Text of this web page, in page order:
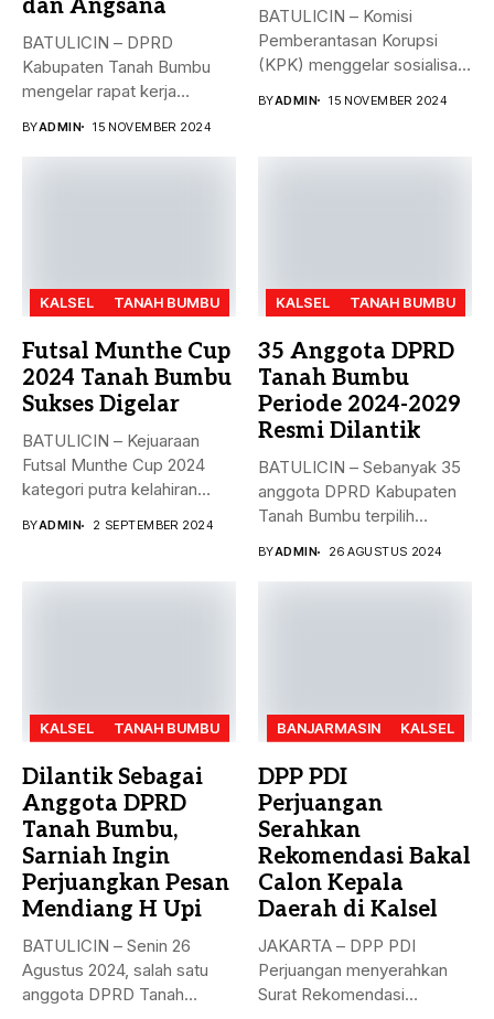
dan Angsana
BATULICIN – DPRD
Kabupaten Tanah Bumbu
mengelar rapat kerja
BYADMIN 15 NOVEMBER 2024
BATULICIN – Komisi
Pemberantasan Korupsi
(KPK) menggelar sosialisasi
BYADMIN 15 NOVEMBER 2024
KALSEL TANAH BUMBU
Futsal Munthe Cup
2024 Tanah Bumbu
Sukses Digelar
BATULICIN – Kejuaraan
Futsal Munthe Cup 2024
kategori putra kelahiran
BYADMIN 2 SEPTEMBER 2024
KALSEL TANAH BUMBU
35 Anggota DPRD
Tanah Bumbu
Periode 2024-2029
Resmi Dilantik
BATULICIN – Sebanyak 35
anggota DPRD Kabupaten
Tanah Bumbu terpilih
BYADMIN 26 AGUSTUS 2024
KALSEL TANAH BUMBU
Dilantik Sebagai
Anggota DPRD
Tanah Bumbu,
Sarniah Ingin
Perjuangkan Pesan
Mendiang H Upi
BATULICIN – Senin 26
Agustus 2024, salah satu
anggota DPRD Tanah
BANJARMASIN KALSEL
DPP PDI
Perjuangan
Serahkan
Rekomendasi Bakal
Calon Kepala
Daerah di Kalsel
JAKARTA – DPP PDI
Perjuangan menyerahkan
Surat Rekomendasi